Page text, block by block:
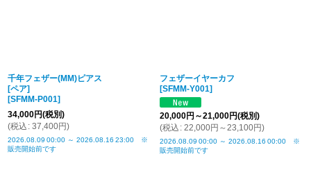
千年フェザー(MM)ピアス
[ペア]
[SFMM-P001]
34,000円(税別)
(税込 : 37,400円)
2026.08.09 00:00 ～ 2026.08.16 23:00 ※
販売開始前です
フェザーイヤーカフ
[SFMM-Y001]
20,000円 ～21,000円(税別)
(税込 : 22,000円 ～23,100円)
2026.08.09 00:00 ～ 2026.08.16 00:00 ※
販売開始前です